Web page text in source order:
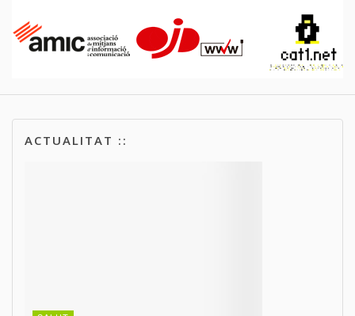
ACTUALITAT ::